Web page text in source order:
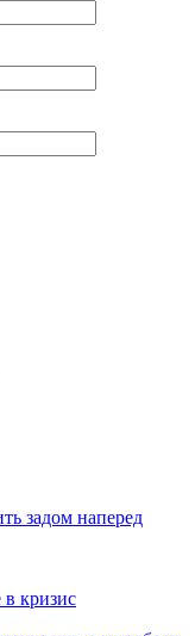
задом наперед
кризис